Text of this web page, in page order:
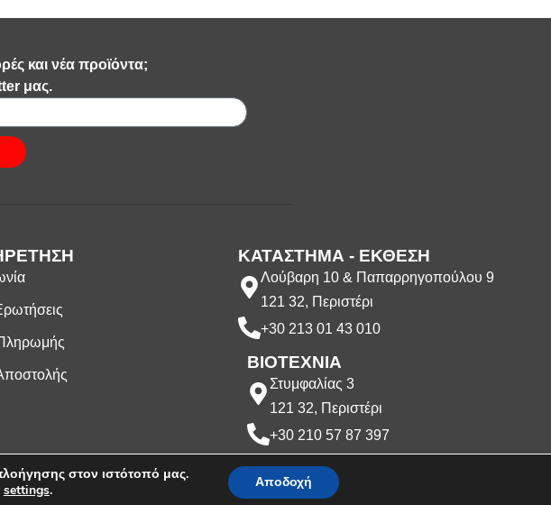
και νέα προϊόντα;
μας.
ΚΑΤΑΣΤΗΜΑ - ΕΚΘΕΣΗ
Λούβαρη 10 & Παπαρρηγοπούλου 9
121 32, Περιστέρι
+30 213 01 43 010
ΒΙΟΤΕΧΝΙΑ
Στυμφαλίας 3
121 32, Περιστέρι
+30 210 57 87 397
παντός δικαιώματος. Δημιουργήθηκε από τηνCLC Web
στον ιστότοπό μας.
settings. Αποδοχή